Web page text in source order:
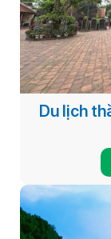
Du lịch